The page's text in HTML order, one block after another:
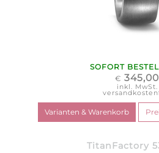
SOFORT
€ 345,00
inkl. MwSt.
TitanFactory